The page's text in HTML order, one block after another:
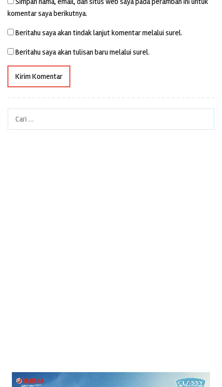
komentar saya berikutnya.
Beritahu saya akan tindak lanjut komentar melalui surel.
Beritahu saya akan tulisan baru melalui surel.